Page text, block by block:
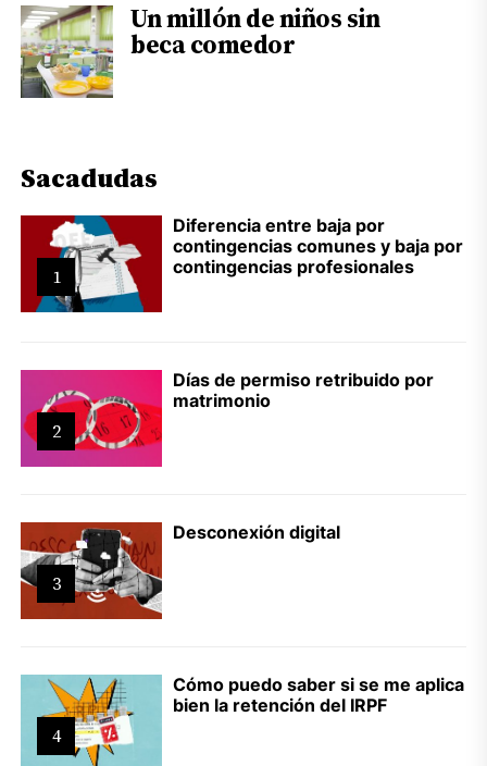
Un millón de niños sin
beca comedor
Sacadudas
1
Diferencia entre baja por
contingencias comunes y baja por
contingencias profesionales
2
Días de permiso retribuido por
matrimonio
3
Desconexión digital
4
Cómo puedo saber si se me aplica
bien la retención del IRPF